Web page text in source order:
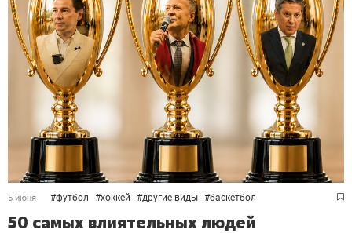
5 июня #футбол #хоккей #другие виды #баскетбол
50 самых влиятельных людей